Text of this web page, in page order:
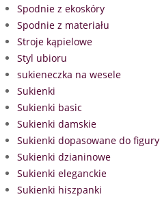
Spodnie z ekoskóry
Spodnie z materiału
Stroje kąpielowe
Styl ubioru
sukieneczka na wesele
Sukienki
Sukienki basic
Sukienki damskie
Sukienki dopasowane do figury
Sukienki dzianinowe
Sukienki eleganckie
Sukienki hiszpanki